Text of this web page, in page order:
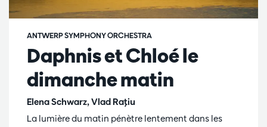
Daphnis et Chloé le
dimanche matin
Elena Schwarz, Vlad Raţiu
ANTWERP SYMPHONY ORCHESTRA
La lumière du matin pénètre lentement dans les